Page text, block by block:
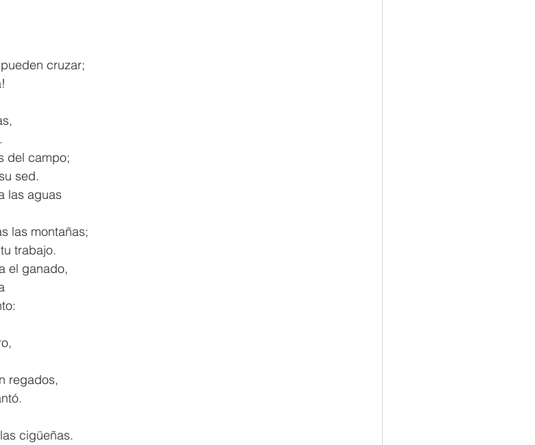
cruzar;
del campo;
su sed.
las aguas
las montañas;
tu trabajo.
el ganado,
regados,
las cigüeñas.